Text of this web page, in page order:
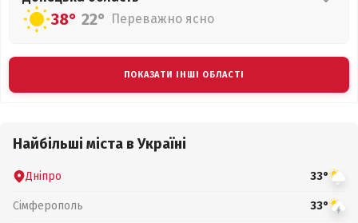
38° 22° Переважно ясно
ПОКАЗАТИ ІНШІ ОБЛАСТІ
Найбільші міста в Україні
Дніпро 33°
Сімферополь 33°